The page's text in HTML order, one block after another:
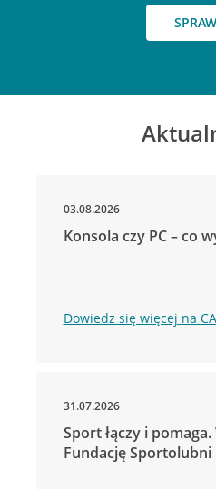
03.08.2026
Konsola czy PC – co
Dowiedz się więcej na
31.07.2026
Sport łączy i
Fundację Sportolubni